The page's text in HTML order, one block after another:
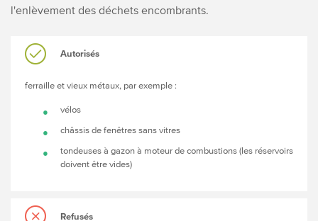
l'enlèvement des déchets encombrants.
Autorisés
ferraille et vieux métaux, par exemple :
vélos
châssis de fenêtres sans vitres
tondeuses à gazon à moteur de combustions (les réservoirs
doivent être vides)
Refusés